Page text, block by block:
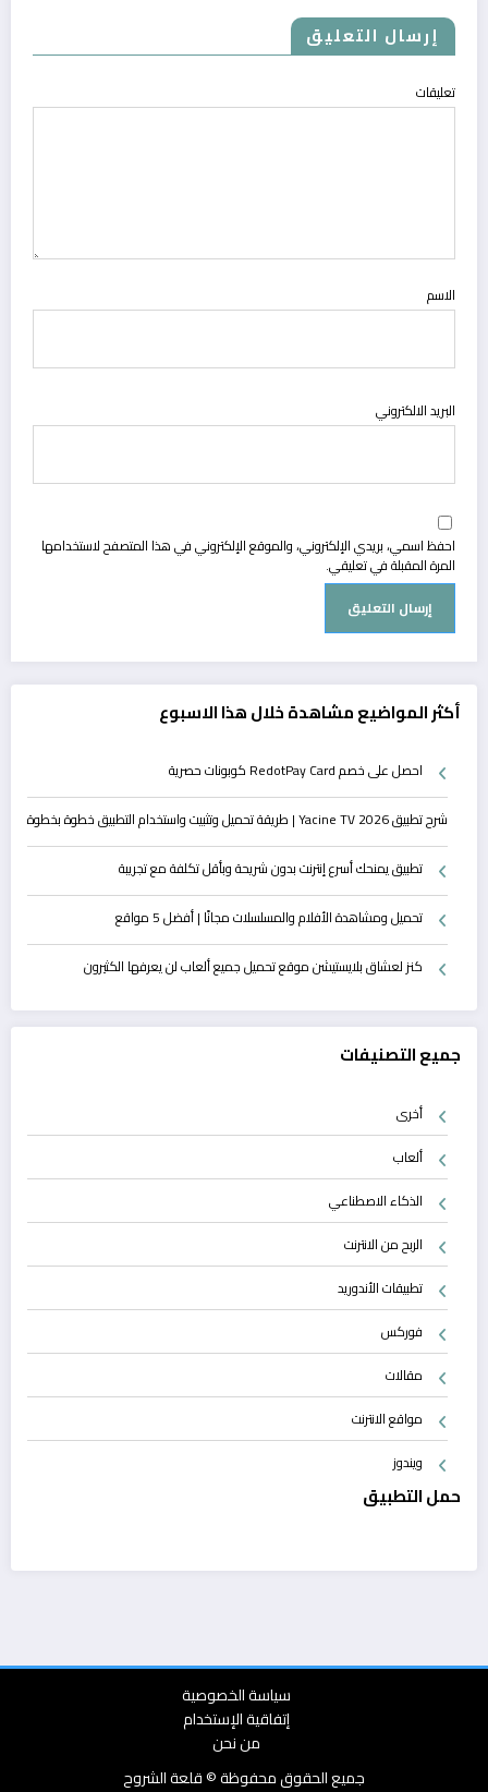
إرسال التعليق
تعليقات
الاسم
البريد الالكتروني
احفظ اسمي، بريدي الإلكتروني، والموقع الإلكتروني في هذا المتصفح لاستخدامها
المرة المقبلة في تعليقي.
أكثر المواضيع مشاهدة خلال هذا الاسبوع
احصل على خصم RedotPay Card كوبونات حصرية
شرح تطبيق Yacine TV 2026 | طريقة تحميل وتثبيت واستخدام التطبيق خطوة بخطوة
تطبيق يمنحك أسرع إنترنت بدون شريحة وبأقل تكلفة مع تجريبة
تحميل ومشاهدة الأفلام والمسلسلات مجانًا | أفضل 5 مواقع
كنز لعشاق بلايستيشن موقع تحميل جميع ألعاب لن يعرفها الكثيرون
جميع التصنيفات
أخرى
ألعاب
الذكاء الاصطناعي
الربح من الانترنت
تطبيقات الأندوريد
فوركس
مقالات
مواقع الانترنت
ويندوز
حمل التطبيق
سياسة الخصوصية
إتفاقية الإستخدام
من نحن
جميع الحقوق محفوظة © قلعة الشروح